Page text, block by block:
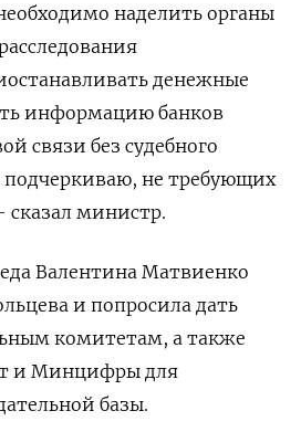
наделить органы
денежные
информацию банков
связи без судебного
подчеркиваю, не требующих
сказал министр.
Валентина Матвиенко
и попросила дать
комитетам, а также
и Минцифры для
базы.